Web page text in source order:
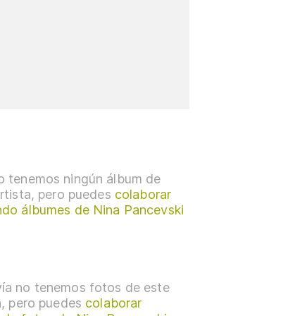
tenemos ningún álbum de
pero puedes colaborar
álbumes de Nina Pancevski
no tenemos fotos de este
pero puedes colaborar